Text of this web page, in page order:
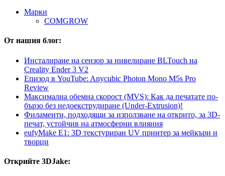
Mарки
COMGROW
От нашия блог:
Инсталиране на сензор за нивелиране BLTouch на
Creality Ender 3 V2
Епизод в YouTube: Anycubic Photon Mono M5s Pro
Review
Максимална обемна скорост (MVS): Как да печатате по-
бързо без недоекструдиране (Under-Extrusion)!
Филаменти, подходящи за използване на открито, за 3D-
печат, устойчив на атмосферни влияния
eufyMake E1: 3D текстуриран UV принтер за мейкъри и
творци
Открийте 3DJake: